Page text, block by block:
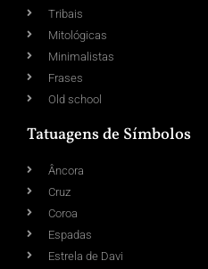
Tribais
Mitológicas
Minimalistas
Frases
Old school
Tatuagens de Símbolos
Âncora
Cruz
Coroa
Espadas
Estrela de Davi